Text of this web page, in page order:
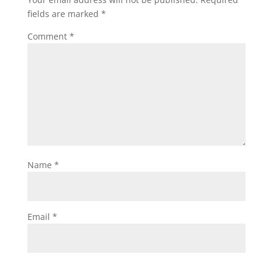
fields are marked *
Comment *
Name *
Email *